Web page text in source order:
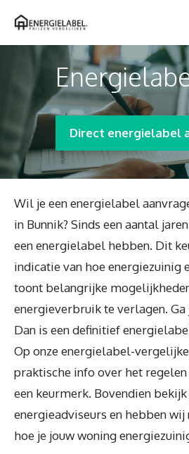
naar
Direct energielabel
Wil je een energielabel
in Bunnik? Sinds een aantal
een energielabel hebben. Dit
indicatie van hoe energiezuinig
toont belangrijke
energieverbruik te verlagen. Ga
Dan is een definitief
Op onze energielabel-
praktische info over het regelen
een keurmerk. Bovendien
energieadviseurs en hebben
hoe je jouw woning